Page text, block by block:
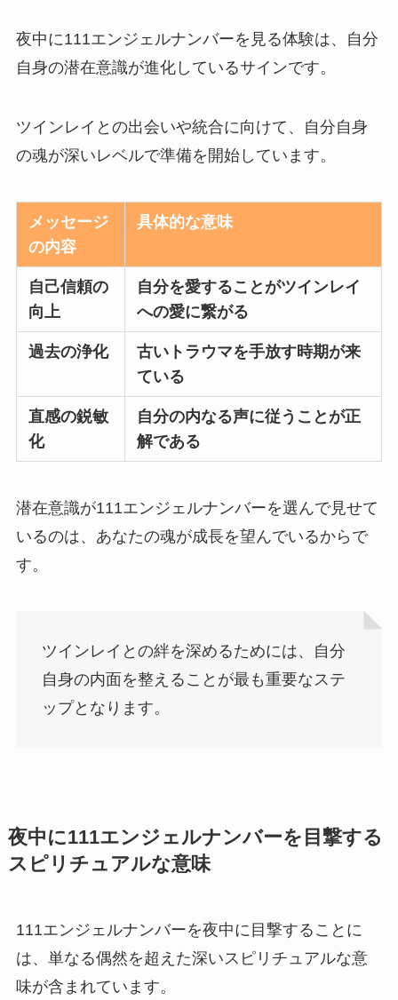
夜中に111エンジェルナンバーを見る体験は、自分
自身の潜在意識が進化しているサインです。
ツインレイとの出会いや統合に向けて、自分自身
の魂が深いレベルで準備を開始しています。
メッセージ
の内容
具体的な意味
自己信頼の
向上
自分を愛することがツインレイ
への愛に繋がる
過去の浄化
古いトラウマを手放す時期が来
ている
直感の鋭敏
化
自分の内なる声に従うことが正
解である
潜在意識が111エンジェルナンバーを選んで見せて
いるのは、あなたの魂が成長を望んでいるからで
す。
ツインレイとの絆を深めるためには、自分
自身の内面を整えることが最も重要なステ
ップとなります。
夜中に111エンジェルナンバーを目撃する
スピリチュアルな意味
111エンジェルナンバーを夜中に目撃することに
は、単なる偶然を超えた深いスピリチュアルな意
味が含まれています。